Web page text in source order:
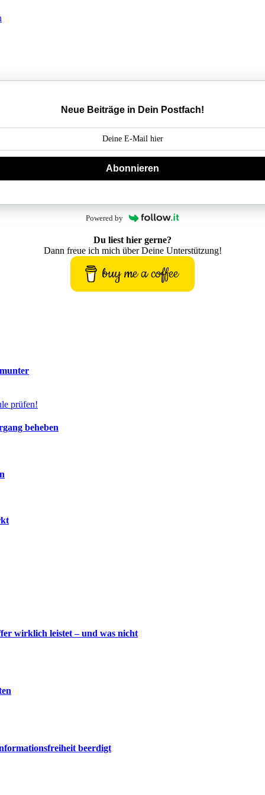
Neue Beiträge in Dein Postfach!
Abonnieren
Powered by
Du liest hier gerne?
Dann freue ich mich über Deine Unterstützung!
buy me a coffee
beheben
wirklich leistet – und was nicht
beerdigt